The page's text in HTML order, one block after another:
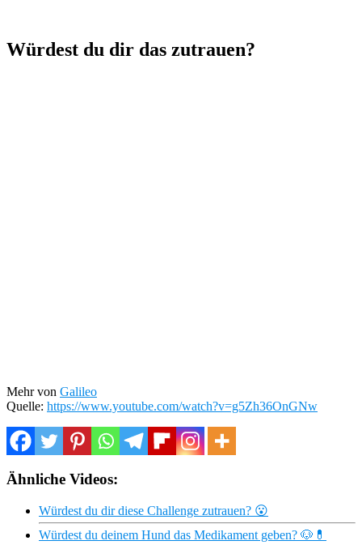
Würdest du dir das zutrauen?
Mehr von Galileo
Quelle: https://www.youtube.com/watch?v=g5Zh36OnGNw
Ähnliche Videos:
Würdest du dir diese Challenge zutrauen? 😮
Würdest du deinem Hund das Medikament geben? 🐶💊